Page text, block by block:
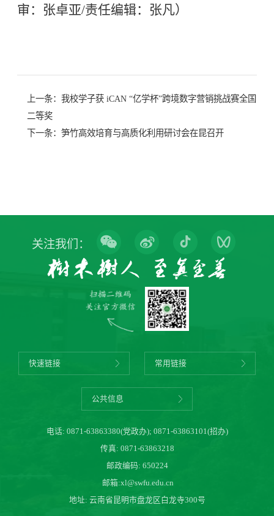
审：张卓亚/责任编辑：张凡）
上一条： 我校学子获 iCAN “亿学杯”跨境数字营销挑战赛全国
二等奖
下一条： 笋竹高效培育与高质化利用研讨会在昆召开
关注我们：
快速链接 常用链接
公共信息
电话: 0871-63863380(党政办); 0871-63863101(招办)
传真: 0871-63863218
邮政编码: 650224
邮箱:xl@swfu.edu.cn
地址: 云南省昆明市盘龙区白龙寺300号